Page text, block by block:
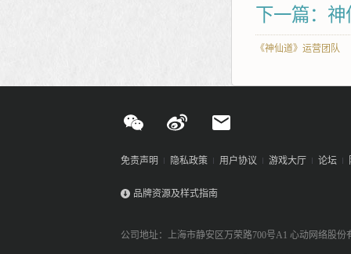
下一篇：
《神仙道》运营团队
免责声明 隐私政策 用户协议 游戏大厅 论坛
品牌资源及样式指南
公司地址：上海市静安区万荣路700号A1 心动网络股份